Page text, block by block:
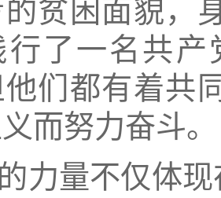
贫困面貌，
行了一名共
们都有着共
而努力奋斗。
力量不仅体